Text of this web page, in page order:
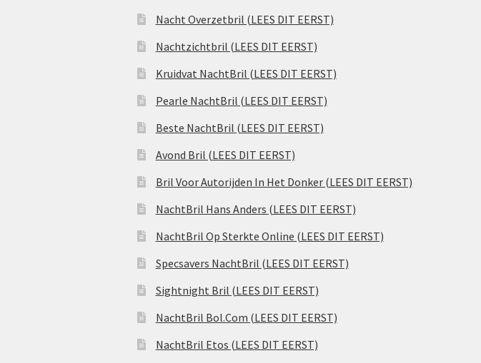
Nacht Overzetbril (LEES DIT EERST)
Nachtzichtbril (LEES DIT EERST)
Kruidvat NachtBril (LEES DIT EERST)
Pearle NachtBril (LEES DIT EERST)
Beste NachtBril (LEES DIT EERST)
Avond Bril (LEES DIT EERST)
Bril Voor Autorijden In Het Donker (LEES DIT EERST)
NachtBril Hans Anders (LEES DIT EERST)
NachtBril Op Sterkte Online (LEES DIT EERST)
Specsavers NachtBril (LEES DIT EERST)
Sightnight Bril (LEES DIT EERST)
NachtBril Bol.Com (LEES DIT EERST)
NachtBril Etos (LEES DIT EERST)